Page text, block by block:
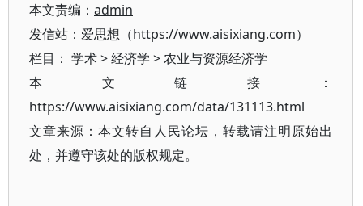
本文责编： admin
发信站：爱思想（https://www.aisixiang.com）
栏目： 学术>经济学 >农业与资源经济学
本文链接：
https://www.aisixiang.com/data/131113.html
文章来源：本文转自人民论坛，转载请注明原始出
处，并遵守该处的版权规定。